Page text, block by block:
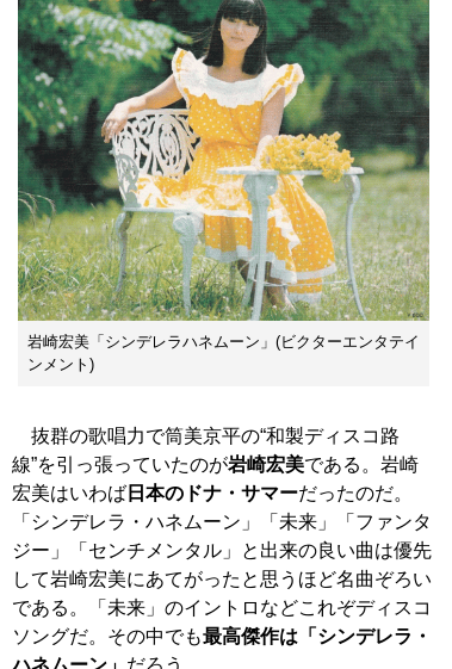
岩崎宏美「シンデレラハネムーン」(ビクターエンタテイ
ンメント)
抜群の歌唱力で筒美京平の“和製ディスコ路
線”を引っ張っていたのが岩崎宏美である。岩崎
宏美はいわば 日本のドナ・サマーだったのだ。
「シンデレラ・ハネムーン」「未来」「ファンタ
ジー」「センチメンタル」と出来の良い曲は優先
して岩崎宏美にあてがったと思うほど名曲ぞろい
である。「未来」のイントロなどこれぞディスコ
ソングだ。その中でも最高傑作は「シンデレラ・
ハネムーン」 だろう。